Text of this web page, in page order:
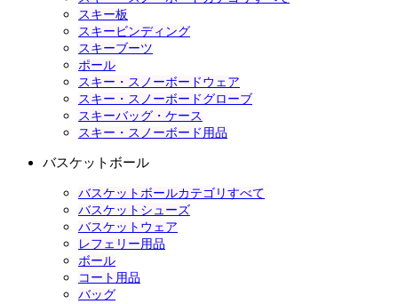
スキー板
スキービンディング
スキーブーツ
ポール
スキー・スノーボードウェア
スキー・スノーボードグローブ
スキーバッグ・ケース
スキー・スノーボード用品
バスケットボール
バスケットボールカテゴリすべて
バスケットシューズ
バスケットウェア
レフェリー用品
ボール
コート用品
バッグ